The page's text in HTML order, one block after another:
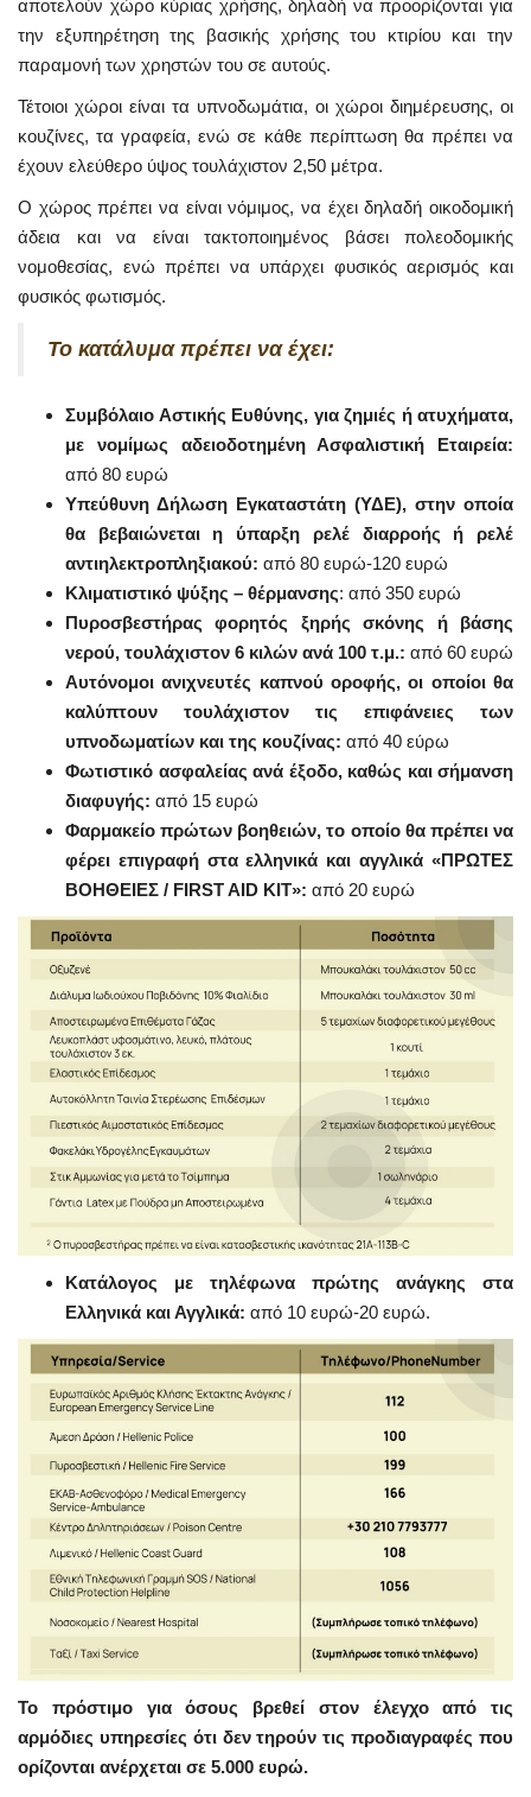
αποτελούν χώρο κύριας χρήσης, δηλαδή να προορίζονται για
την εξυπηρέτηση της βασικής χρήσης του κτιρίου και την
παραμονή των χρηστών του σε αυτούς.
Τέτοιοι χώροι είναι τα υπνοδωμάτια, οι χώροι διημέρευσης, οι
κουζίνες, τα γραφεία, ενώ σε κάθε περίπτωση θα πρέπει να
έχουν ελεύθερο ύψος τουλάχιστον 2,50 μέτρα.
Ο χώρος πρέπει να είναι νόμιμος, να έχει δηλαδή οικοδομική
άδεια και να είναι τακτοποιημένος βάσει πολεοδομικής
νομοθεσίας, ενώ πρέπει να υπάρχει φυσικός αερισμός και
φυσικός φωτισμός.
Το κατάλυμα πρέπει να έχει:
Συμβόλαιο Αστικής Ευθύνης, για ζημιές ή ατυχήματα,
με νομίμως αδειοδοτημένη Ασφαλιστική Εταιρεία:
από 80 ευρώ
Υπεύθυνη Δήλωση Εγκαταστάτη (ΥΔΕ), στην οποία
θα βεβαιώνεται η ύπαρξη ρελέ διαρροής ή ρελέ
αντιηλεκτροπληξιακού: από 80 ευρώ-120 ευρώ
Κλιματιστικό ψύξης – θέρμανσης: από 350 ευρώ
Πυροσβεστήρας φορητός ξηρής σκόνης ή βάσης
νερού, τουλάχιστον 6 κιλών ανά 100 τ.μ.: από 60 ευρώ
Αυτόνομοι ανιχνευτές καπνού οροφής, οι οποίοι θα
καλύπτουν τουλάχιστον τις επιφάνειες των
υπνοδωματίων και της κουζίνας: από 40 εύρω
Φωτιστικό ασφαλείας ανά έξοδο, καθώς και σήμανση
διαφυγής: από 15 ευρώ
Φαρμακείο πρώτων βοηθειών, το οποίο θα πρέπει να
φέρει επιγραφή στα ελληνικά και αγγλικά «ΠΡΩΤΕΣ
ΒΟΗΘΕΙΕΣ / FIRST AID KIT»: από 20 ευρώ
Κατάλογος με τηλέφωνα πρώτης ανάγκης στα
Ελληνικά και Αγγλικά: από 10 ευρώ-20 ευρώ.
Το πρόστιμο για όσους βρεθεί στον έλεγχο από τις
αρμόδιες υπηρεσίες ότι δεν τηρούν τις προδιαγραφές που
ορίζονται ανέρχεται σε 5.000 ευρώ.